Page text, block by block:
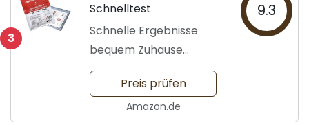
3
Schnelltest
Schnelle Ergebnisse
bequem Zuhause
erhalten
9.3
Preis prüfen
Amazon.de